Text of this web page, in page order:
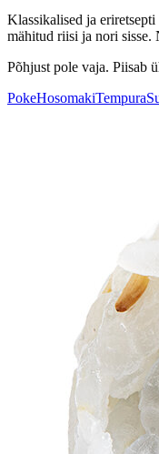
Klassikalised ja
mähitud riisi ja nori sisse.
Põhjust pole vaja. Piisab
PokeHosomakiTempura